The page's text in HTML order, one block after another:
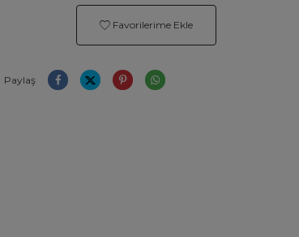
Favorilerime Ekle
Paylaş